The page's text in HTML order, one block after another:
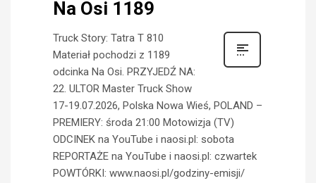
Na Osi 1189
Truck Story: Tatra T 810
Materiał pochodzi z 1189
odcinka Na Osi. PRZYJEDŹ NA:
22. ULTOR Master Truck Show
17-19.07.2026, Polska Nowa Wieś, POLAND –
PREMIERY: środa 21:00 Motowizja (TV)
ODCINEK na YouTube i naosi.pl: sobota
REPORTAŻE na YouTube i naosi.pl: czwartek
POWTÓRKI: www.naosi.pl/godziny-emisji/